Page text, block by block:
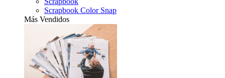
Scrapbook Color Snap
Más Vendidos